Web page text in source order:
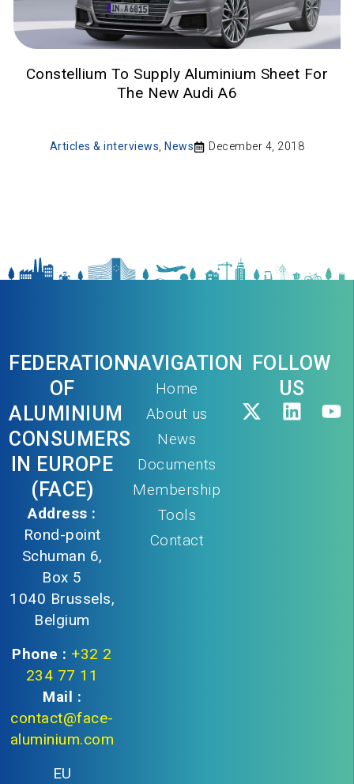
Constellium To Supply Aluminium Sheet For
The New Audi A6
Articles & interviews News December 4, 2018
FEDERATION
OF
ALUMINIUM
CONSUMERS
IN EUROPE
(FACE)
Address :
Rond-point
Schuman 6,
Box 5
1040 Brussels,
Belgium
Phone : +32 2
234 77 11
Mail :
contact@face-
aluminium.com
EU
NAVIGATION
Home
About us
News
Documents
Membership
Tools
Contact
FOLLOW
US